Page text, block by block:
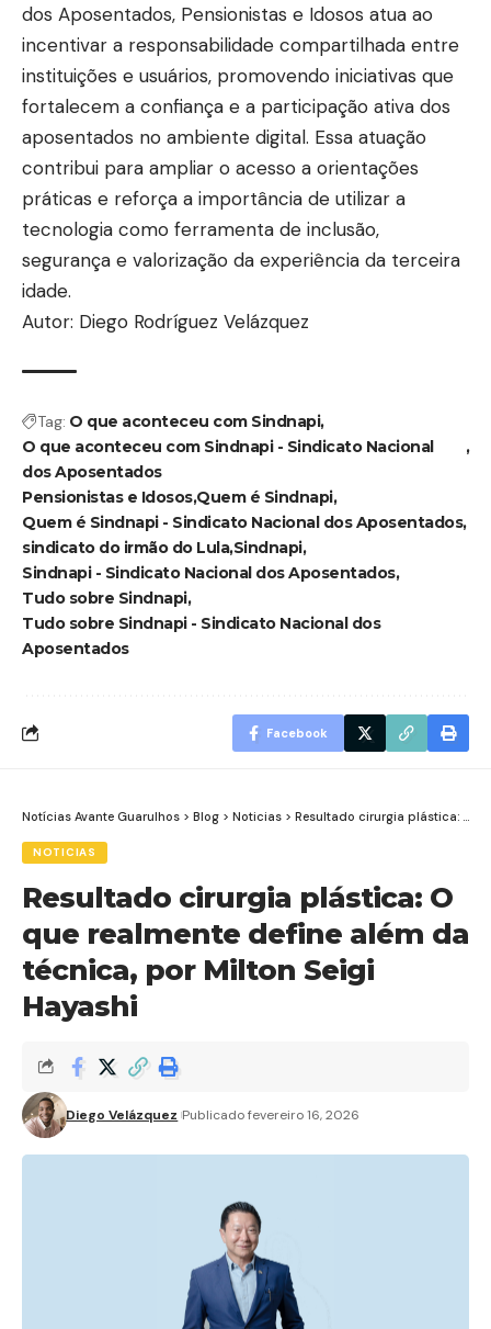
dos Aposentados, Pensionistas e Idosos atua ao
incentivar a responsabilidade compartilhada entre
instituições e usuários, promovendo iniciativas que
fortalecem a confiança e a participação ativa dos
aposentados no ambiente digital. Essa atuação
contribui para ampliar o acesso a orientações
práticas e reforça a importância de utilizar a
tecnologia como ferramenta de inclusão,
segurança e valorização da experiência da terceira
idade.
Autor: Diego Rodríguez Velázquez
Tag: O que aconteceu com Sindnapi
O que aconteceu com Sindnapi - Sindicato Nacional
dos Aposentados
Pensionistas e IdososQuem é Sindnapi
Quem é Sindnapi - Sindicato Nacional dos Aposentados
sindicato do irmão do LulaSindnapi
Sindnapi - Sindicato Nacional dos Aposentados
Tudo sobre Sindnapi
Tudo sobre Sindnapi - Sindicato Nacional dos
Aposentados
Facebook
Notícias Avante Guarulhos > Blog > Noticias > Resultado cirurgia plástica: O que realmente define além da técnica, por Milton Seigi Hayashi
NOTICIAS
Resultado cirurgia plástica: O
que realmente define além da
técnica, por Milton Seigi
Hayashi
Diego Velázquez Publicado fevereiro 16, 2026